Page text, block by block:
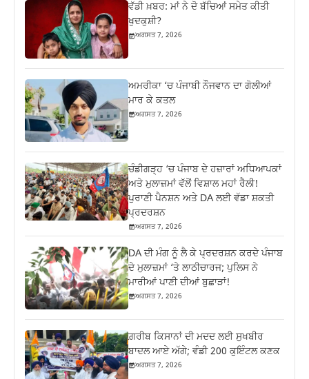
ਵੱਡੀ ਖ਼ਬਰ: ਮਾਂ ਨੇ ਦੋ ਬੱਚਿਆਂ ਸਮੇਤ ਕੀਤੀ
ਖੁਦਕੁਸ਼ੀ?
ਅਗਸਤ 7, 2026
ਅਮਰੀਕਾ ‘ਚ ਪੰਜਾਬੀ ਨੌਜਵਾਨ ਦਾ ਗੋਲੀਆਂ
ਮਾਰ ਕੇ ਕਤਲ
ਅਗਸਤ 7, 2026
ਚੰਡੀਗੜ੍ਹ ‘ਚ ਪੰਜਾਬ ਦੇ ਹਜ਼ਾਰਾਂ ਅਧਿਆਪਕਾਂ
ਅਤੇ ਮੁਲਾਜ਼ਮਾਂ ਵੱਲੋਂ ਵਿਸ਼ਾਲ ਮਹਾਂ ਰੈਲੀ!
ਪੁਰਾਣੀ ਪੈਨਸ਼ਨ ਅਤੇ DA ਲਈ ਵੱਡਾ ਸ਼ਕਤੀ
ਪ੍ਰਦਰਸ਼ਨ
ਅਗਸਤ 7, 2026
DA ਦੀ ਮੰਗ ਨੂੰ ਲੈ ਕੇ ਪ੍ਰਦਰਸ਼ਨ ਕਰਦੇ ਪੰਜਾਬ
ਦੇ ਮੁਲਾਜ਼ਮਾਂ ‘ਤੇ ਲਾਠੀਚਾਰਜ; ਪੁਲਿਸ ਨੇ
ਮਾਰੀਆਂ ਪਾਣੀ ਦੀਆਂ ਬੁਛਾੜਾਂ!
ਅਗਸਤ 7, 2026
ਗ਼ਰੀਬ ਕਿਸਾਨਾਂ ਦੀ ਮਦਦ ਲਈ ਸੁਖਬੀਰ
ਬਾਦਲ ਆਏ ਅੱਗੇ; ਵੰਡੀ 200 ਕੁਇੰਟਲ ਕਣਕ
ਅਗਸਤ 7, 2026